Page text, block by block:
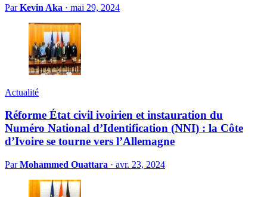
ParKevin Aka · mai 29, 2024
Actualité
Réforme État civil ivoirien et instauration du
Numéro National d’Identification (NNI) : la Côte
d’Ivoire se tourne vers l’Allemagne
ParMohammed Ouattara · avr. 23, 2024